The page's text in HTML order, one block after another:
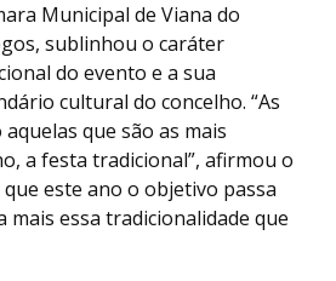
Municipal de Viana do
sublinhou o caráter
do evento e a sua
cultural do concelho. “As
que são as mais
a festa tradicional”, afirmou o
este ano o objetivo passa
mais essa tradicionalidade que